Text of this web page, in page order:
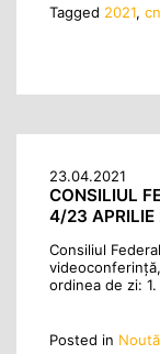
Tagged 2021,
23.04.2021
CONSILIUL
4/23 APRILIE
Consiliul
ordinea de zi:
Posted in